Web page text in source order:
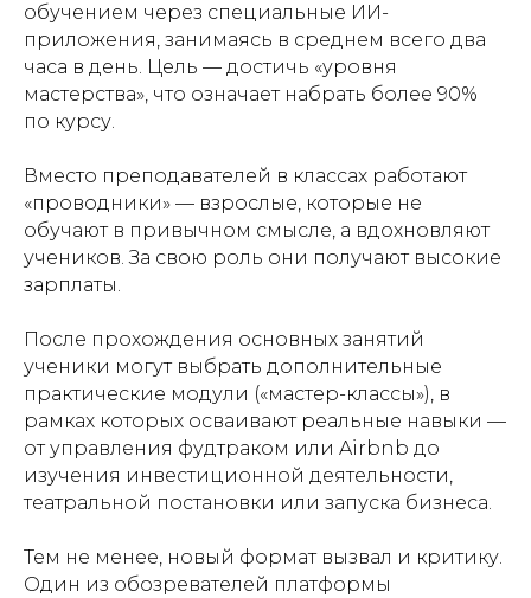
обучением через специальные ИИ-
приложения, занимаясь в среднем всего два
часа в день. Цель — достичь «уровня
мастерства», что означает набрать более 90%
по курсу.
Вместо преподавателей в классах работают
«проводники» — взрослые, которые не
обучают в привычном смысле, а вдохновляют
учеников. За свою роль они получают высокие
зарплаты.
После прохождения основных занятий
ученики могут выбрать дополнительные
практические модули («мастер-классы»), в
рамках которых осваивают реальные навыки —
от управления фудтраком или Airbnb до
изучения инвестиционной деятельности,
театральной постановки или запуска бизнеса.
Тем не менее, новый формат вызвал и критику.
Один из обозревателей платформы